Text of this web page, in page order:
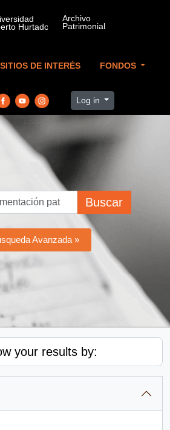
SITIOS DE INTERÉS FONDOS
Log in
Buscar
Avanzada »
your results by: